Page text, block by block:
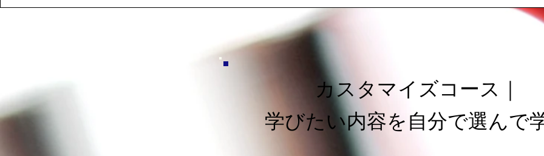
カスタマイズコース｜
学びたい内容を自分で選んで